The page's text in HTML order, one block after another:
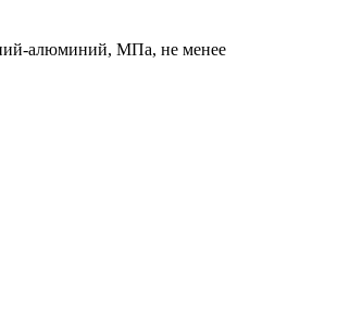
алюминий, МПа, не менее